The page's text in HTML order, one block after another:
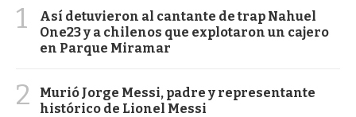
1
Así detuvieron al cantante de trap Nahuel
One23 y a chilenos que explotaron un cajero
en Parque Miramar
2
Murió Jorge Messi, padre y representante
histórico de Lionel Messi